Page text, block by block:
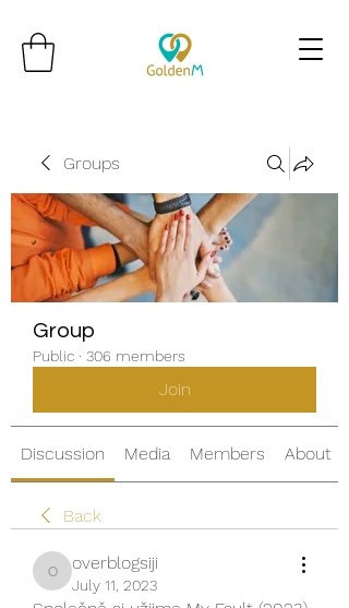
Groups
Group
Public · 306 members
Join
Discussion Media Members About
Back
overblogsiji
overblogsiji
July 11, 2023